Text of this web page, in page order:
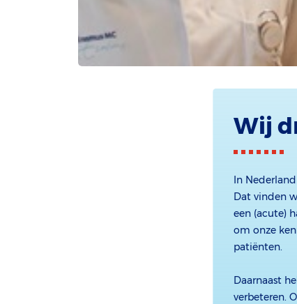
Wij
In
Dat vinden
een (acute)
om onze
patiënten.
Daarnaast
verbeteren.